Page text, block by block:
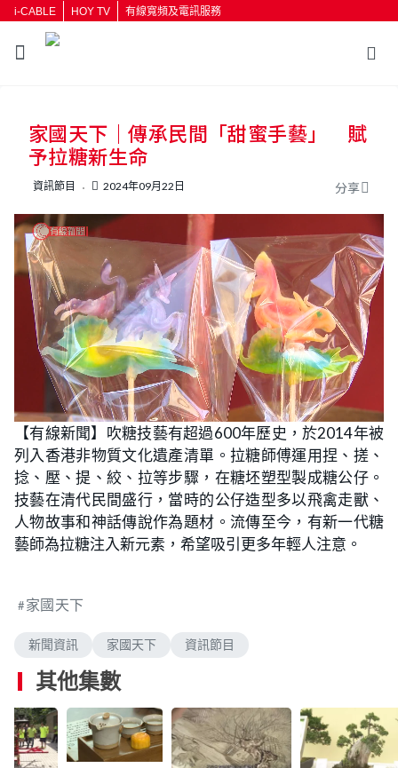
i-CABLE HOY TV 有線寬頻及電訊服務
家國天下｜傳承民間「甜蜜手藝」 賦
予拉糖新生命
資訊節目 2024年09月22日 分享
U
n
m
t
e
L
o
a
d
e
d
:
1
.
9
9
%
【有線新聞】吹糖技藝有超過600年歷史，於2014年被
列入香港非物質文化遺產清單。拉糖師傅運用捏、搓、
捻、壓、提、絞、拉等步驟，在糖坯塑型製成糖公仔。
技藝在清代民間盛行，當時的公仔造型多以飛禽走獸、
人物故事和神話傳說作為題材。流傳至今，有新一代糖
藝師為拉糖注入新元素，希望吸引更多年輕人注意。
家國天下
新聞資訊 家國天下 資訊節目
其他集數